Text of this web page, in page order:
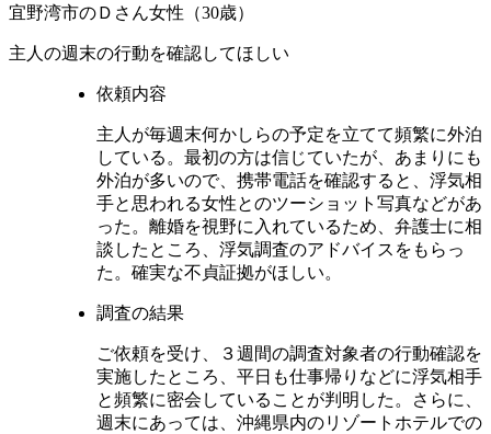
宜野湾市のＤさん女性（30歳）
主人の週末の行動を確認してほしい
依頼内容
主人が毎週末何かしらの予定を立てて頻繁に外泊
している。最初の方は信じていたが、あまりにも
外泊が多いので、携帯電話を確認すると、浮気相
手と思われる女性とのツーショット写真などがあ
った。離婚を視野に入れているため、弁護士に相
談したところ、浮気調査のアドバイスをもらっ
た。確実な不貞証拠がほしい。
調査の結果
ご依頼を受け、３週間の調査対象者の行動確認を
実施したところ、平日も仕事帰りなどに浮気相手
と頻繁に密会していることが判明した。さらに、
週末にあっては、沖縄県内のリゾートホテルでの